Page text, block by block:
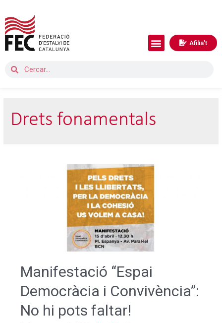
Afilia't
Drets fonamentals
Manifestació “Espai
Democràcia i Convivència”:
No hi pots faltar!